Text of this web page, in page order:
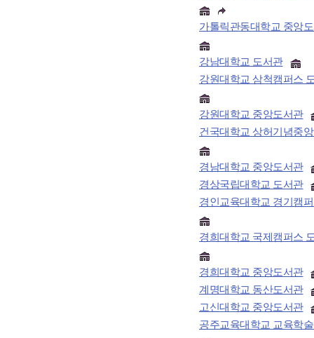
가톨릭관동대학교 중앙
강남대학교 도서관
강원대학교 삼척캠퍼스
강원대학교 중앙도서관
건국대학교 상허기념중
경남대학교 중앙도서관
경상국립대학교 도서관
경인교육대학교 경기캠
경희대학교 국제캠퍼스
경희대학교 중앙도서관
계명대학교 동산도서관
고신대학교 중앙도서관
공주교육대학교 교육학